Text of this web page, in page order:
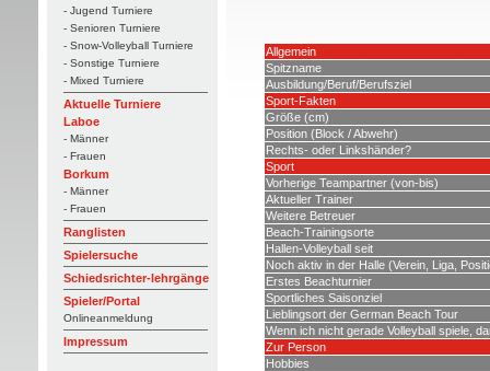
- Jugend Turniere
- Senioren Turniere
- Snow-Volleyball Turniere
- Sonstige Turniere
- Mixed Turniere
Aktuelle Turniere
Laboe
- Männer
- Frauen
Borkum
- Männer
- Frauen
Ranglisten
Spielersuche
Schiedsrichter-lehrgänge
Spieler/Portal
Onlineanmeldung
Impressum
Allgemein
Spitzname
Ausbildung/Beruf/Berufsziel
Sport-Fakten
Größe (cm)
Position (Block / Abwehr)
Rechts- oder Linkshänder?
Sport
Vorherige Teampartner (von-bis)
Aktueller Trainer
Weitere Betreuer
Beach-Trainingsorte
Hallen-Volleyball seit
Noch aktiv in der Halle (Verein, Liga,
Erstes Beachturnier
Sportliches Saisonziel
Lieblingsort der German Beach Tour
Wenn ich nicht gerade Volleyball spiele,
Zur Person
Hobbies